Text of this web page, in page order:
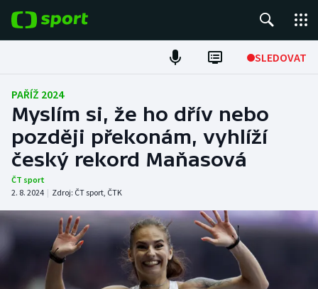
SLEDOVAT
Fotbal
Hokej
Tenis
Atletika
Cyklistika
DALŠÍ SPORTY
PAŘÍŽ 2024
Myslím si, že ho dřív nebo
později překonám, vyhlíží
český rekord Maňasová
ČT sport
2. 8. 2024 | Zdroj: ČT sport, ČTK